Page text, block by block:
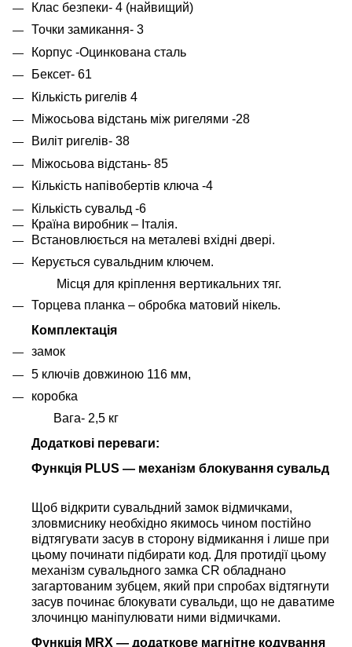
Клас безпеки- 4 (найвищий)
Точки замикання- 3
Корпус -Оцинкована сталь
Бексет- 61
Кількість ригелів 4
Міжосьова відстань між ригелями -28
Виліт ригелів- 38
Міжосьова відстань- 85
Кількість напівобертів ключа -4
Кількість сувальд -6
Країна виробник – Італія.
Встановлюється на металеві вхідні двері.
Керується сувальдним ключем.
Місця для кріплення вертикальних тяг.
Торцева планка – обробка матовий нікель.
Комплектація
замок
5 ключів довжиною 116 мм,
коробка
Вага- 2,5 кг
Додаткові переваги:
Функція PLUS — механізм блокування сувальд
Щоб відкрити сувальдний замок відмичками,
зловмиснику необхідно якимось чином постійно
відтягувати засув в сторону відмикання і лише при
цьому починати підбирати код. Для протидії цьому
механізм сувальдного замка CR обладнано
загартованим зубцем, який при спробах відтягнути
засув починає блокувати сувальди, що не даватиме
злочинцю маніпулювати ними відмичками.
Функція MRX — додаткове магнітне кодування